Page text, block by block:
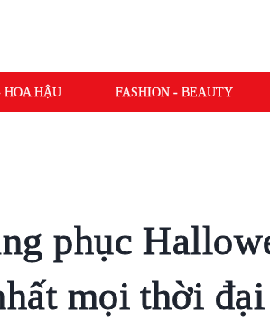
HẬU FASHION - BEAUTY
phục
mọi thời đại